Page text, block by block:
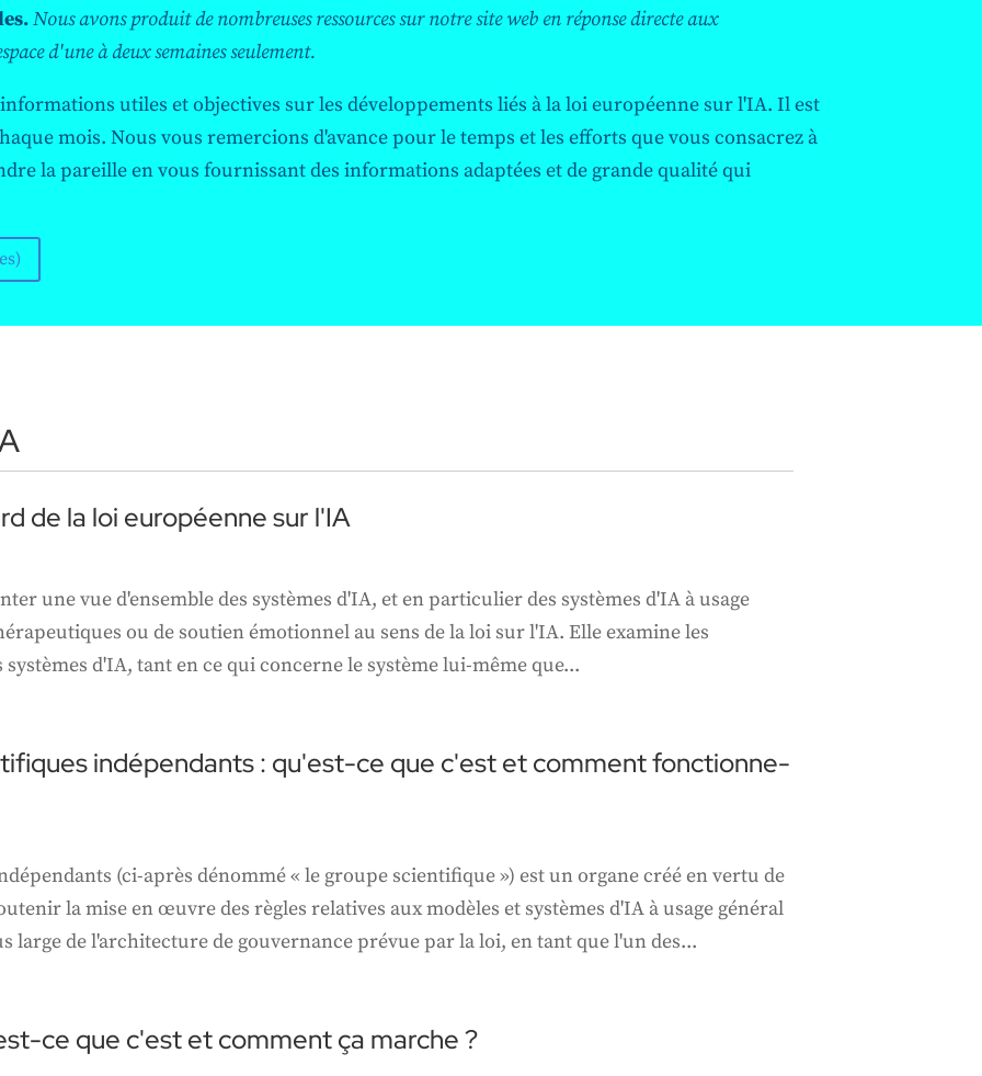
la
Nous avons produit de nombreuses ressources sur notre site web en réponse directe aux
d'une à deux semaines seulement.
utiles et objectives sur les développements liés à la loi européenne sur l'IA. Il est
mois. Nous vous remercions d'avance pour le temps et les efforts que vous consacrez à
la pareille en vous fournissant des informations adaptées et de grande qualité qui
de la loi européenne sur l'IA
une vue d'ensemble des systèmes d'IA, et en particulier des systèmes d'IA à usage
ou de soutien émotionnel au sens de la loi sur l'IA. Elle examine les
d'IA, tant en ce qui concerne le système lui-même que...
indépendants : qu'est-ce que c'est et comment fonctionne-
(ci-après dénommé « le groupe scientifique ») est un organe créé en vertu de
la mise en œuvre des règles relatives aux modèles et systèmes d'IA à usage général
large de l'architecture de gouvernance prévue par la loi, en tant que l'un des...
ce que c'est et comment ça marche ?